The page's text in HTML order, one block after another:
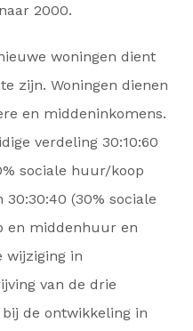
2000.
woningen dient
zijn. Woningen dienen
en middeninkomens.
verdeling 30:10:60
sociale huur/koop
(30% sociale
en middenhuur en
wijziging in
van de drie
de ontwikkeling in